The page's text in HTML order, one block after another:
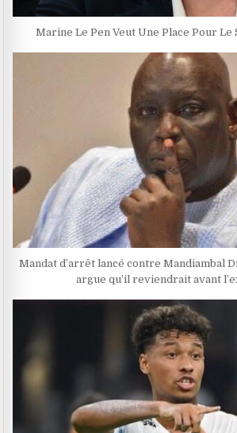
Marine Le Pen Veut Une Place Pour Le
Mandat d’arrêt lancé contre Mandiambal
argue qu’il reviendrait avant